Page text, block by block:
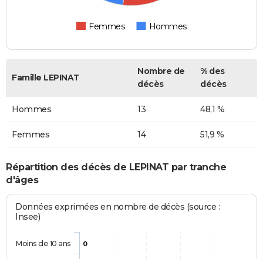
Femmes Hommes
Famille LEPINAT
Nombre de
décès
% des
décès
Hommes 13 48,1 %
Femmes 14 51,9 %
Répartition des décès de LEPINAT par tranche
d'âges
Données exprimées en nombre de décès (source :
Insee)
0
Moins de 10 ans